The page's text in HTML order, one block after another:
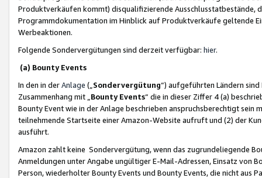
Produktverkäufen kommt) disqualifizierende Ausschlusstatbestände,
Programmdokumentation im Hinblick auf Produktverkäufe geltende
Werbeaktionen.
Folgende Sondervergütungen sind derzeit verfügbar: hier.
(a) Bounty Events
In den in derAnlage („ Sondervergütung“) aufgeführten Ländern
Zusammenhang mit „ Bounty Events“ die in dieser Ziffer 4 (a)
Bounty Event wie in der Anlage beschrieben anspruchsberechtigt sein
teilnehmende Startseite einer Amazon-Website aufruft und (2) der
ausführt.
Amazon zahlt keine Sondervergütung, wenn das zugrundeliegende
Anmeldungen unter Angabe ungültiger E-Mail-Adressen, Einsatz von
Person, wiederholter Bounty Events und Bounty Events, die nicht